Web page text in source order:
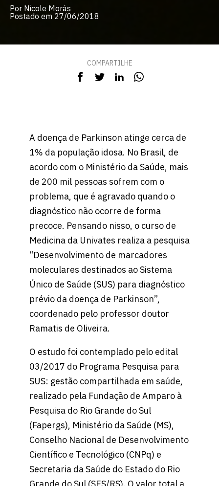
Por Nicole Morás
Postado em 27/06/2018
COMPARTILHE
A doença de Parkinson atinge cerca de
1% da população idosa. No Brasil, de
acordo com o Ministério da Saúde, mais
de 200 mil pessoas sofrem com o
problema, que é agravado quando o
diagnóstico não ocorre de forma
precoce. Pensando nisso, o curso de
Medicina da Univates realiza a pesquisa
“Desenvolvimento de marcadores
moleculares destinados ao Sistema
Único de Saúde (SUS) para diagnóstico
prévio da doença de Parkinson”,
coordenado pelo professor doutor
Ramatis de Oliveira.
O estudo foi contemplado pelo edital
03/2017 do Programa Pesquisa para
SUS: gestão compartilhada em saúde,
realizado pela Fundação de Amparo à
Pesquisa do Rio Grande do Sul
(Fapergs), Ministério da Saúde (MS),
Conselho Nacional de Desenvolvimento
Científico e Tecnológico (CNPq) e
Secretaria da Saúde do Estado do Rio
Grande do Sul (SES/RS). O valor total a